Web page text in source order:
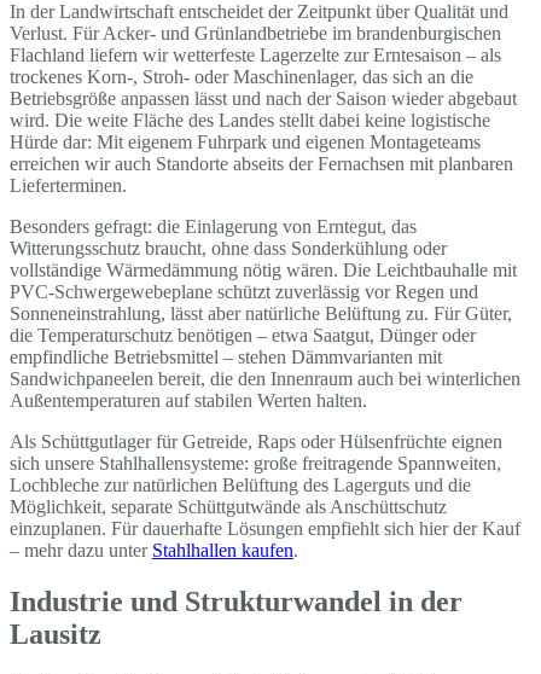
In der Landwirtschaft entscheidet der Zeitpunkt über Qualität und
Verlust. Für Acker- und Grünlandbetriebe im brandenburgischen
Flachland liefern wir wetterfeste Lagerzelte zur Erntesaison – als
trockenes Korn-, Stroh- oder Maschinenlager, das sich an die
Betriebsgröße anpassen lässt und nach der Saison wieder abgebaut
wird. Die weite Fläche des Landes stellt dabei keine logistische
Hürde dar: Mit eigenem Fuhrpark und eigenen Montageteams
erreichen wir auch Standorte abseits der Fernachsen mit planbaren
Lieferterminen.
Besonders gefragt: die Einlagerung von Erntegut, das
Witterungsschutz braucht, ohne dass Sonderkühlung oder
vollständige Wärmedämmung nötig wären. Die Leichtbauhalle mit
PVC-Schwergewebeplane schützt zuverlässig vor Regen und
Sonneneinstrahlung, lässt aber natürliche Belüftung zu. Für Güter,
die Temperaturschutz benötigen – etwa Saatgut, Dünger oder
empfindliche Betriebsmittel – stehen Dämmvarianten mit
Sandwichpaneelen bereit, die den Innenraum auch bei winterlichen
Außentemperaturen auf stabilen Werten halten.
Als Schüttgutlager für Getreide, Raps oder Hülsenfrüchte eignen
sich unsere Stahlhallensysteme: große freitragende Spannweiten,
Lochbleche zur natürlichen Belüftung des Lagerguts und die
Möglichkeit, separate Schüttgutwände als Anschüttschutz
einzuplanen. Für dauerhafte Lösungen empfiehlt sich hier der Kauf
– mehr dazu unter Stahlhallen kaufen.
Industrie und Strukturwandel in der
Lausitz